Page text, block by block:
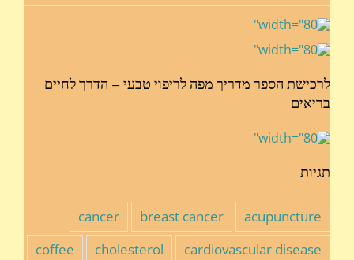
לרכישת הספר מדריך מפה לריפוי טבעי – הדרך לחיים
בריאים
תגיות
acupuncture
breast cancer
cancer
cardiovascular disease
cholesterol
coffee